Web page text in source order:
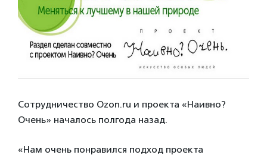
Сотрудничество Ozon.ru и проекта «Наивно?
Очень» началось полгода назад.
«Нам очень понравился подход проекта